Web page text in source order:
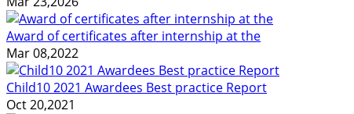
Award of certificates after internship at the
Mar 08,2022
Child10 2021 Awardees Best practice Report
Oct 20,2021